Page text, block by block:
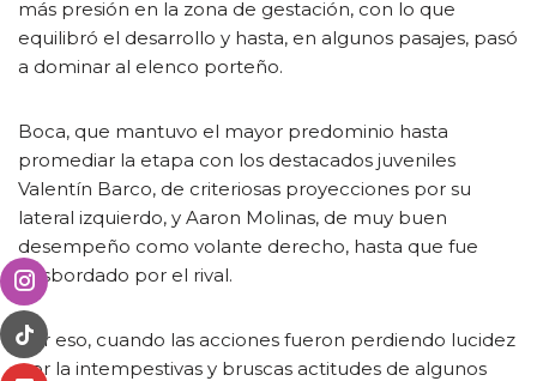
más presión en la zona de gestación, con lo que
equilibró el desarrollo y hasta, en algunos pasajes, pasó
a dominar al elenco porteño.
Boca, que mantuvo el mayor predominio hasta
promediar la etapa con los destacados juveniles
Valentín Barco, de criteriosas proyecciones por su
lateral izquierdo, y Aaron Molinas, de muy buen
desempeño como volante derecho, hasta que fue
desbordado por el rival.
Por eso, cuando las acciones fueron perdiendo lucidez
por la intempestivas y bruscas actitudes de algunos